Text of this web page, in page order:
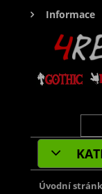
Informace
Úvodní